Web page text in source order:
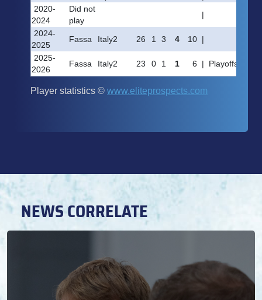
NEWS CORRELATE